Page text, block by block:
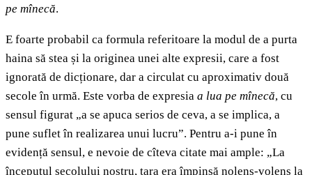
pe mînecă.
E foarte probabil ca formula referitoare la modul de a purta
haina să stea și la originea unei alte expresii, care a fost
ignorată de dicționare, dar a circulat cu aproximativ două
secole în urmă. Este vorba de expresia a lua pe mînecă, cu
sensul figurat „a se apuca serios de ceva, a se implica, a
pune suflet în realizarea unui lucru”. Pentru a-i pune în
evidență sensul, e nevoie de cîteva citate mai ample: „La
începutul secolului nostru, țara era împinsă nolens-volens la